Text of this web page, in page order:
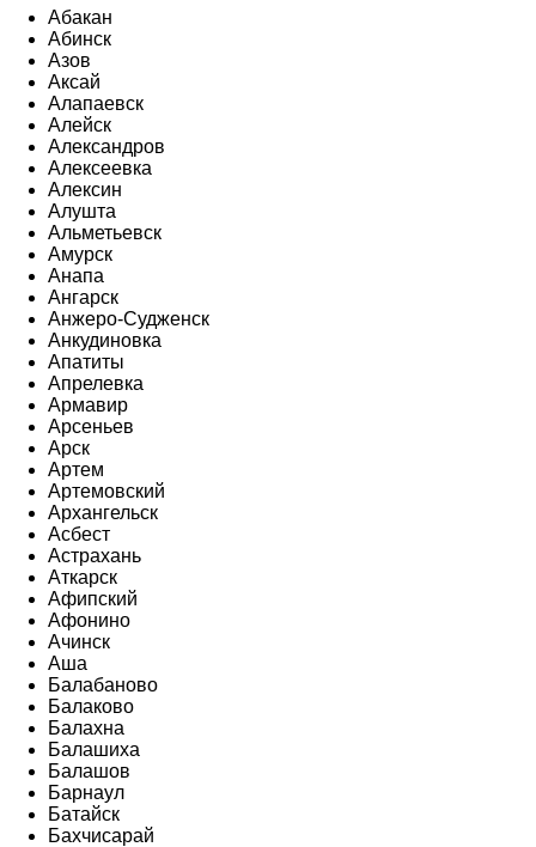
Абакан
Абинск
Азов
Аксай
Алапаевск
Алейск
Александров
Алексеевка
Алексин
Алушта
Альметьевск
Амурск
Анапа
Ангарск
Анжеро-Судженск
Анкудиновка
Апатиты
Апрелевка
Армавир
Арсеньев
Арск
Артем
Артемовский
Архангельск
Асбест
Астрахань
Аткарск
Афипский
Афонино
Ачинск
Аша
Балабаново
Балаково
Балахна
Балашиха
Балашов
Барнаул
Батайск
Бахчисарай